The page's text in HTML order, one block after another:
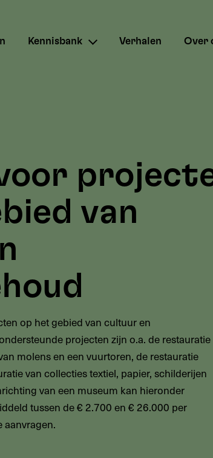
Kennisbank Verhalen Over
van
op het gebied van cultuur en
projecten zijn o.a. de restauratie
molens en een vuurtoren, de restauratie
van collecties textiel, papier, schilderijen
van een museum kan hieronder
tussen de € 2.700 en € 26.000 per
aanvragen.